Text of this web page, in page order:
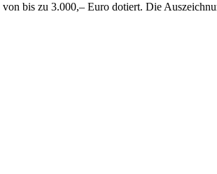
bis zu 3.000,– Euro dotiert. Die